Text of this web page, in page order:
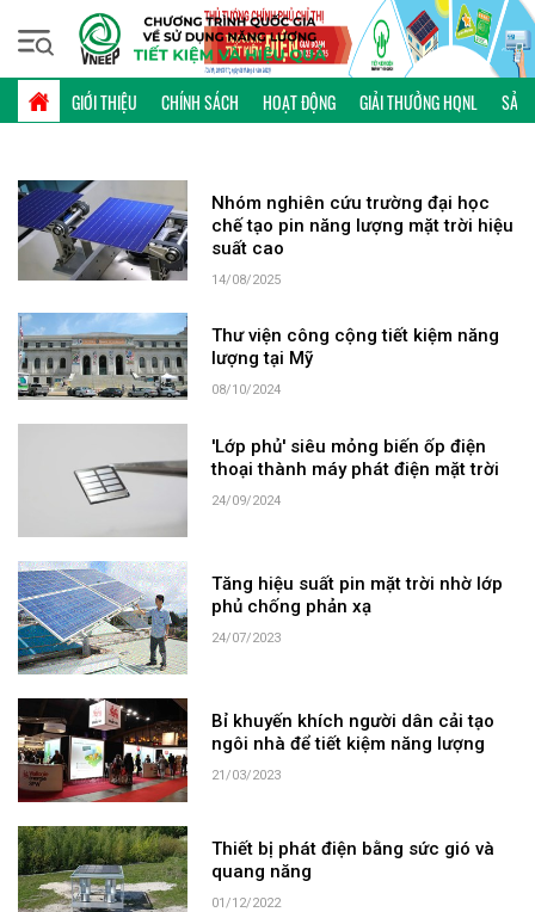
GIỚI THIỆU CHÍNH SÁCH HOẠT ĐỘNG GIẢI THƯỞNG HQNL SẢN
Thứ bảy, 08/08/2026 | 17:11 GMT+7
TỪ KHÓA: PIN MẶT TRỜI
Nhóm nghiên cứu trường đại học
chế tạo pin năng lượng mặt trời hiệu
suất cao
14/08/2025
Thư viện công cộng tiết kiệm năng
lượng tại Mỹ
08/10/2024
'Lớp phủ' siêu mỏng biến ốp điện
thoại thành máy phát điện mặt trời
24/09/2024
Tăng hiệu suất pin mặt trời nhờ lớp
phủ chống phản xạ
24/07/2023
Bỉ khuyến khích người dân cải tạo
ngôi nhà để tiết kiệm năng lượng
21/03/2023
Thiết bị phát điện bằng sức gió và
quang năng
01/12/2022